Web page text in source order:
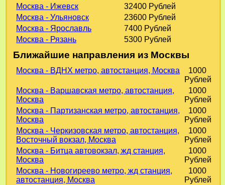
Москва - Ижевск
32400 Рублей
Москва - Ульяновск
23600 Рублей
Москва - Ярославль
7400 Рублей
Москва - Рязань
5300 Рублей
Ближайшие направления из Москвы
Москва - ВДНХ метро, автостанция, Москва
1000
Рублей
Москва - Варшавская метро, автостанция,
Москва
1000
Рублей
Москва - Партизанская метро, автостанция,
Москва
1000
Рублей
Москва - Черкизовская метро, автостанция,
Восточный вокзал, Москва
1000
Рублей
Москва - Битца автовокзал, жд станция,
Москва
1000
Рублей
Москва - Новогиреево метро, жд станция,
автостанция, Москва
1000
Рублей